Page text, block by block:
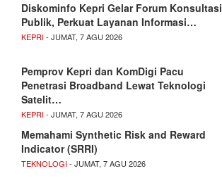
Diskominfo Kepri Gelar Forum Konsultasi
Publik, Perkuat Layanan Informasi…
KEPRI- JUMAT, 7 AGU 2026
Pemprov Kepri dan KomDigi Pacu
Penetrasi Broadband Lewat Teknologi
Satelit…
KEPRI- JUMAT, 7 AGU 2026
Memahami Synthetic Risk and Reward
Indicator (SRRI)
TEKNOLOGI- JUMAT, 7 AGU 2026